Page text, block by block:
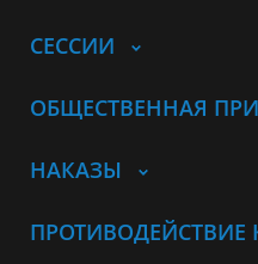
СЕССИИ
ОБЩЕСТВЕННАЯ
НАКАЗЫ
ПРОТИВОДЕЙСТВИЕ